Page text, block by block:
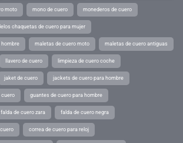
moto mono de cuero monederos de cuero
chaquetas de cuero para mujer
hombre maletas de cuero moto maletas de cuero antiguas
llavero de cuero limpieza de cuero coche
jaket de cuero jackets de cuero para hombre
cuero guantes de cuero para hombre
falda de cuero zara falda de cuero negra
correa de cuero para reloj